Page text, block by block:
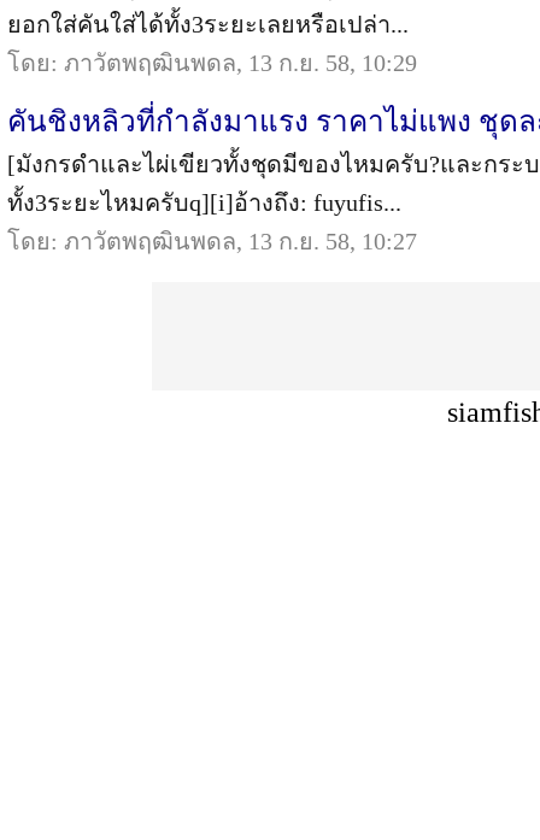
ยอกใส่คันใส่ได้ทั้ง3ระยะเลยหรือเปล่า...
โดย: ภาวัตพฤฒินพดล, 13 ก.ย. 58, 10:29
คันชิงหลิวที่กำลังมาแรง ราคาไม่แพง ชุดล
[มังกรดำและไผ่เขียวทั้งชุดมีของไหมครับ?และกระ
ทั้ง3ระยะไหมครับq][i]อ้างถึง: fuyufis...
โดย: ภาวัตพฤฒินพดล, 13 ก.ย. 58, 10:27